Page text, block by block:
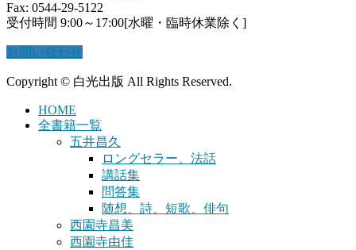
Fax: 0544-29-5122
受付時間 9:00～17:00[水曜・臨時休業除く]
お問い合わせ
Copyright © 白光出版 All Rights Reserved.
HOME
全書籍一覧
五井昌久
ロングセラー、法話
講話集
問答集
随想、詩、短歌、俳句
西園寺昌美
西園寺由佳